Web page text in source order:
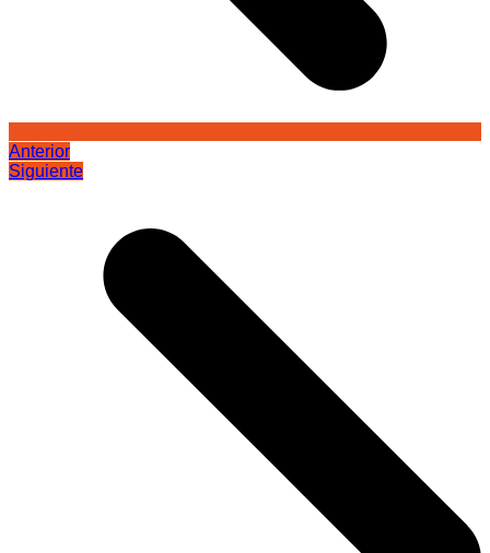
Anterior
Siguiente